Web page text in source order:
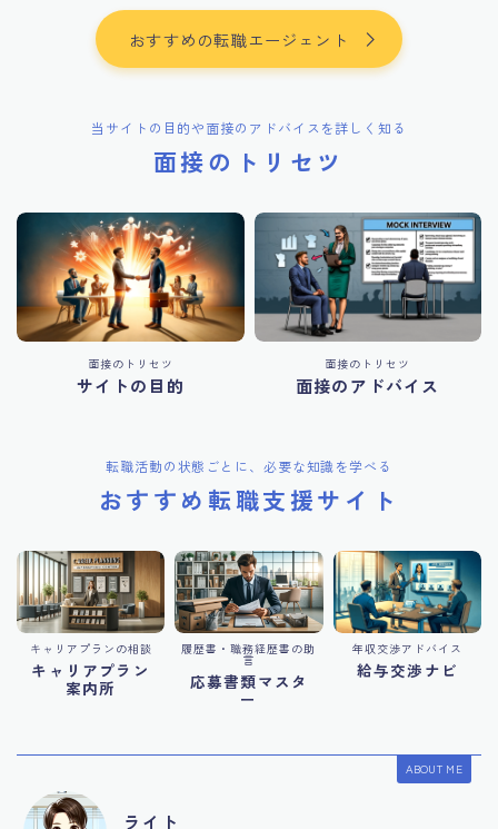
おすすめの転職エージェント
当サイトの目的や面接のアドバイスを詳しく知る
面接のトリセツ
面接のトリセツ
サイトの目的
面接のトリセツ
面接のアドバイス
転職活動の状態ごとに、必要な知識を学べる
おすすめ転職支援サイト
キャリアプランの相談
キャリアプラン
案内所
履歴書・職務経歴書の助
言
応募書類マスタ
ー
年収交渉アドバイス
給与交渉ナビ
ABOUT ME
ライト